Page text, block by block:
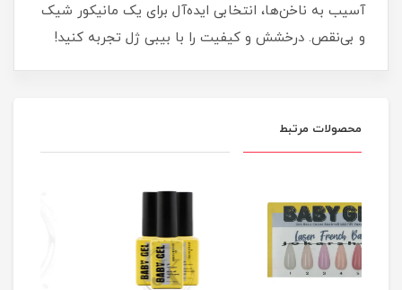
آسیب به ناخن‌ها، انتخابی ایده‌آل برای یک مانیکور شیک
و بی‌نقص. درخشش و کیفیت را با بیبی ژل تجربه کنید!
محصولات مرتبط